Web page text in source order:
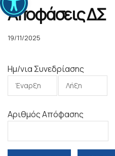
Αποφάσεις ΔΣ
19/11/2025
Ημ/νια Συνεδρίασης
Αριθμός Απόφασης